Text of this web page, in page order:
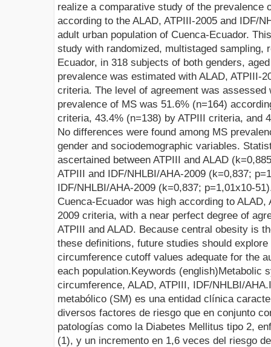
realize a comparative study of the prevalence
according to the ALAD, ATPIII-2005 and IDF/
adult urban population of Cuenca-Ecuador.
study with randomized, multistaged sampling,
Ecuador, in 318 subjects of both genders,
prevalence was estimated with ALAD, ATPIII-
criteria. The level of agreement was assessed
prevalence of MS was 51.6% (n=164)
criteria, 43.4% (n=138) by ATPIII criteria, and
No differences were found among MS
gender and sociodemographic variables.
ascertained between ATPIII and ALAD
ATPIII and IDF/NHLBI/AHA-2009 (k=0,837;
IDF/NHLBI/AHA-2009 (k=0,837; p=1,01x10-
Cuenca-Ecuador was high according to
2009 criteria, with a near perfect degree of
ATPIII and ALAD. Because central obesity is
these definitions, future studies should
circumference cutoff values adequate for the
each population.Keywords (english)Metabolic
circumference, ALAD, ATPIII, IDF/NHLBI/AHA.
metabólico (SM) es una entidad clínica
diversos factores de riesgo que en conjunto
patologías como la Diabetes Mellitus tipo 2,
(1), y un incremento en 1,6 veces del riesgo